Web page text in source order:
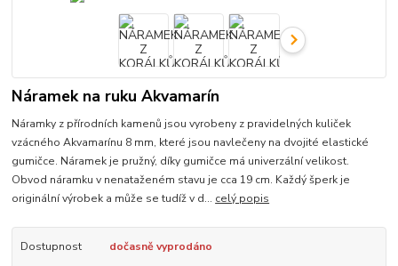
Náramek na ruku Akvamarín
Náramky z přírodních kamenů jsou vyrobeny z pravidelných kuliček
vzácného Akvamarínu 8 mm, které jsou navlečeny na dvojité elastické
gumičce. Náramek je pružný, díky gumičce má univerzální velikost.
Obvod náramku v nenataženém stavu je cca 19 cm. Každý šperk je
originální výrobek a může se tudíž v d... celý popis
Dostupnost dočasně vyprodáno